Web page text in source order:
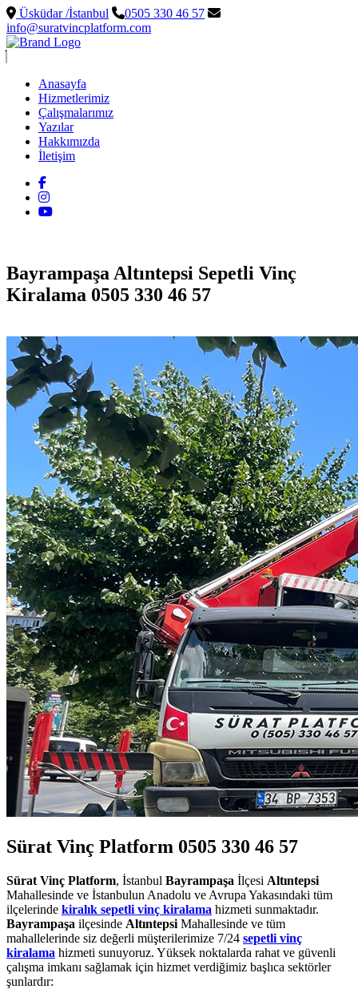
Üsküdar /İstanbul
0505 330 46 57
info@suratvincplatform.com
Anasayfa
Hizmetlerimiz
Çalışmalarımız
Yazılar
Hakkımızda
İletişim
Bayrampaşa Altıntepsi Sepetli Vinç
Kiralama 0505 330 46 57
Sürat Vinç Platform 0505 330 46 57
Sürat Vinç Platform, İstanbul Bayrampaşa İlçesi Altıntepsi
Mahallesinde ve İstanbulun Anadolu ve Avrupa Yakasındaki tüm
ilçelerinde kiralık sepetli vinç kiralama hizmeti sunmaktadır.
Bayrampaşa ilçesinde Altıntepsi Mahallesinde ve tüm
mahallelerinde siz değerli müşterilerimize 7/24 sepetli vinç
kiralama hizmeti sunuyoruz. Yüksek noktalarda rahat ve güvenli
çalışma imkanı sağlamak için hizmet verdiğimiz başlıca sektörler
şunlardır: